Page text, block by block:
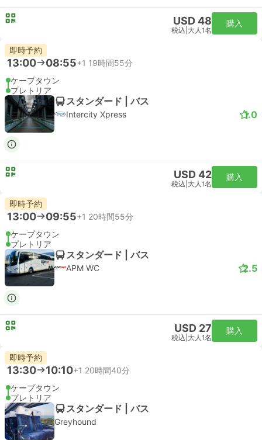
USD 48
税込 大人1名
購入
即時予約
13:00 08:55+1 19時間55分
ケープタウン
プレトリア
スタンダード | バス
Intercity Xpress 1.0
USD 42
税込 大人1名
購入
即時予約
13:00 09:55+1 20時間55分
ケープタウン
プレトリア
スタンダード | バス
APM WC 2.5
USD 27
税込 大人1名
購入
即時予約
13:30 10:10+1 20時間40分
ケープタウン
プレトリア
スタンダード | バス
Greyhound